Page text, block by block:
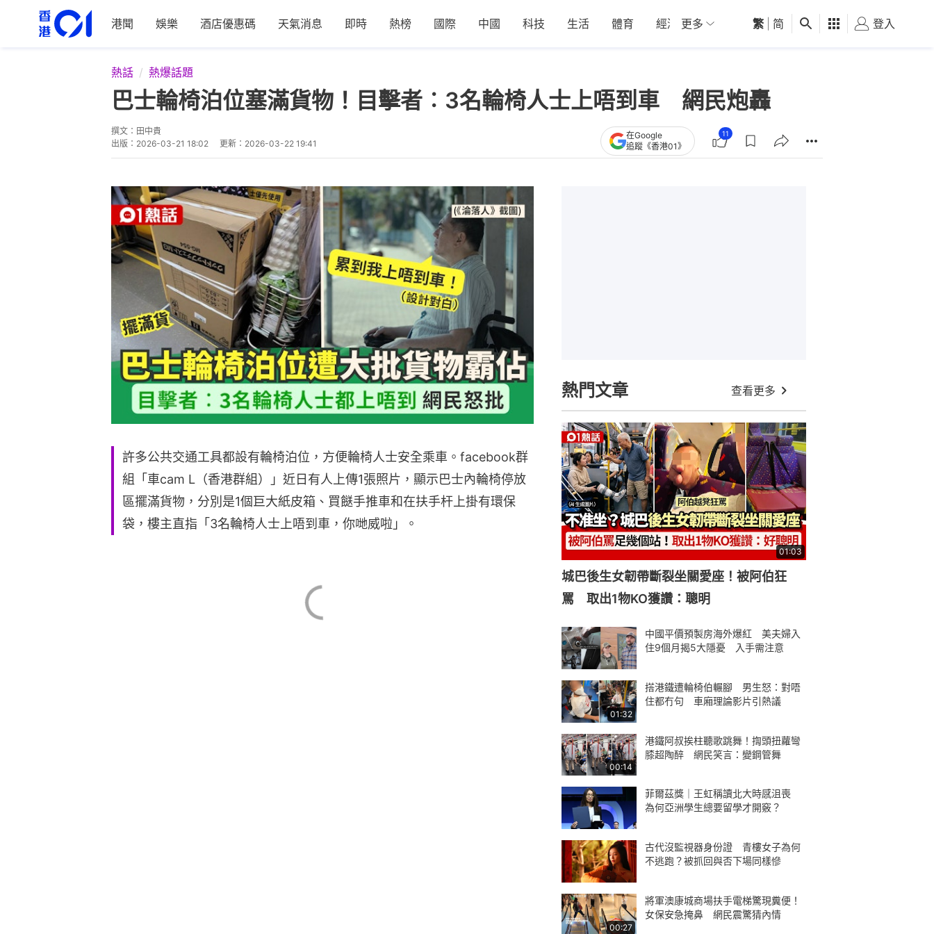
港聞 娛樂 酒店優惠碼 天氣消息 即時 熱榜 國際 中國 科技 生活 體育 經濟 01深圳 觀點 健康 好食玩飛
更多 繁 简 登入
熱話 熱爆話題
巴士輪椅泊位塞滿貨物！目擊者︰3名輪椅人士上唔到車 網民炮轟
撰文： 田中貴
出版： 2026-03-21 18:02 更新： 2026-03-22 19:41
在Google
追蹤《香港01》
11
許多公共交通工具都設有輪椅泊位，方便輪椅人士安全乘車。facebook群
組「車cam L（香港群組）」近日有人上傳1張照片，顯示巴士內輪椅停放
區擺滿貨物，分別是1個巨大紙皮箱、買餸手推車和在扶手杆上掛有環保
袋，樓主直指「3名輪椅人士上唔到車，你哋威啦」。
熱門文章 查看更多
01:03
城巴後生女韌帶斷裂坐關愛座！被阿伯狂
罵 取出1物KO獲讚：聰明
中國平價預製房海外爆紅 美夫婦入
住9個月揭5大隱憂 入手需注意
01:32
搭港鐵遭輪椅伯輾腳 男生怒：對唔
住都冇句 車廂理論影片引熱議
00:14
港鐵阿叔挨柱聽歌跳舞！揈頭扭蘿彎
膝超陶醉 網民笑言：變鋼管舞
菲爾茲獎｜王虹稱讀北大時感沮喪
為何亞洲學生總要留學才開竅？
古代沒監視器身份證 青樓女子為何
不逃跑？被抓回與否下場同樣慘
00:27
將軍澳康城商場扶手電梯驚現糞便！
女保安急掩鼻 網民震驚猜內情